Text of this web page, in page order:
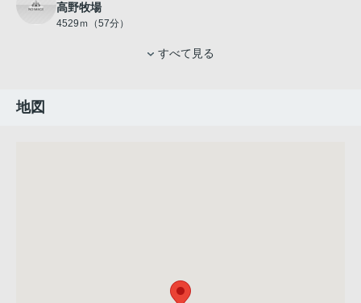
高野牧場
4529ｍ（57分）
すべて見る
地図